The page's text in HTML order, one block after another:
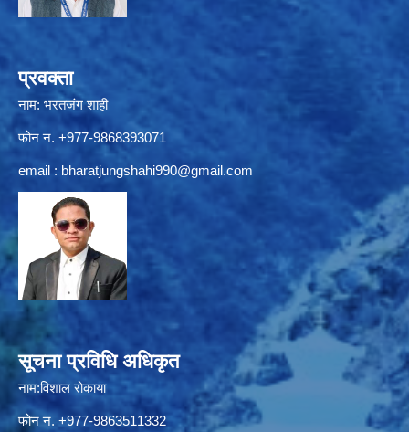
प्रवक्ता
नाम: भरतजंग शाही
फोन न. +977-9868393071
email : bharatjungshahi990@gmail.com
सूचना प्रविधि अधिकृत
नाम:विशाल रोकाया
फोन न. +977-9863511332